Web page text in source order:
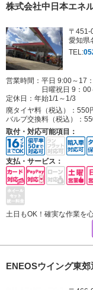
株式会社中日本エネ
〒451-
愛知県
TEL:
営業時間：平日 9:00～17
日曜祝日 9：
定休日： 年始1/1～1/3
廃タイヤ料（税込）： 550
バルブ交換料（税込）：
取付・対応可能項目：
支払・サービス：
土日もOK！確実な作業を
ENEOSウイング東郊